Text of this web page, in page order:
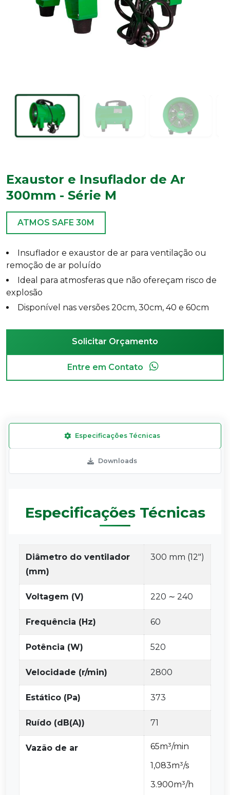
Exaustor e Insuflador de Ar
300mm - Série M
ATMOS SAFE 30M
Insuflador e exaustor de ar para ventilação ou
remoção de ar poluído
Ideal para atmosferas que não ofereçam risco de
explosão
Disponível nas versões 20cm, 30cm, 40 e 60cm
Solicitar Orçamento
Entre em Contato
Especificações Técnicas
Downloads
Especificações Técnicas
Diâmetro do ventilador
(mm)
300 mm (12″)
Voltagem (V) 220 ∼ 240
Frequência (Hz) 60
Potência (W) 520
Velocidade (r/min) 2800
Estático (Pa) 373
Ruído (dB(A)) 71
Vazão de ar
65m³/min
1,083m³/s
3.900m³/h